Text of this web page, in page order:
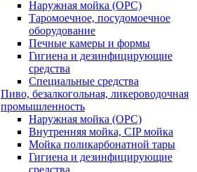
Наружная мойка (ОРС)
Таромоечное, посудомоечное
оборудование
Печные камеры и формы
Гигиена и дезинфицирующие
средства
Специальные средства
Пиво, безалкогольная, ликероводочная
промышленность
Наружная мойка (ОРС)
Внутренняя мойка, CIP мойка
Мойка поликарбонатной тары
Гигиена и дезинфицирующие
средства